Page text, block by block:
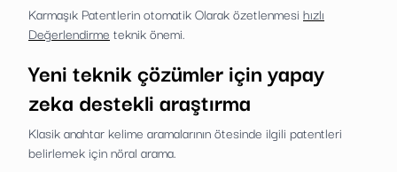
Karmaşık Patentlerin otomatik Olarak özetlenmesi hızlı
Değerlendirme teknik önemi.
Yeni teknik çözümler için yapay
zeka destekli araştırma
Klasik anahtar kelime aramalarının ötesinde ilgili patentleri
belirlemek için nöral arama.